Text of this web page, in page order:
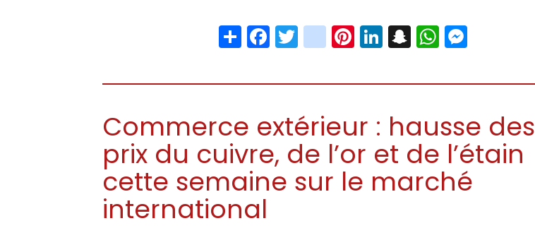
ShareFacebook
Twitter
instagram
Pinterest
LinkedIn
Snapchat
WhatsApp
Commerce extérieur : hausse des
prix du cuivre, de l’or et de l’étain
cette semaine sur le marché
international